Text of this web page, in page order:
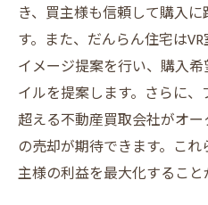
高値売却を狙うた
オリジナルデザイン図
法
オリジナルデザイ
オリジナルデザイ
魅力
き、買主様も信頼して購入
す。また、だんらん住宅は
イメージ提案を行い、購入
イルを提案します。さらに
超える不動産買取会社がオ
の売却が期待できます。こ
主様の利益を最大化すること